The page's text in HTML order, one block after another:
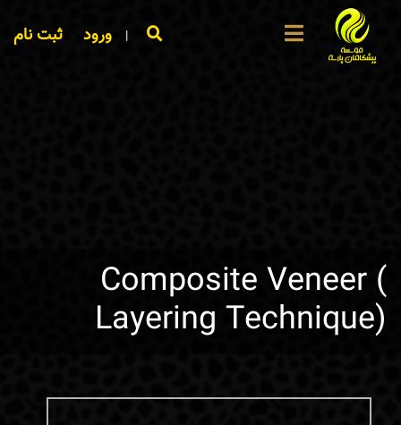
| ورود ثبت نام
Composite Veneer (
Layering Technique)